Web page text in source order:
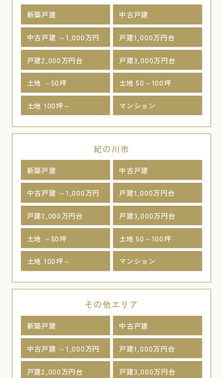
新築戸建 中古戸建
中古戸建 ～1,000万円 戸建1,000万円台
戸建2,000万円台 戸建3,000万円台
土地 ～50坪 土地 50～100坪
土地 100坪～ マンション
紀の川市
新築戸建 中古戸建
中古戸建 ～1,000万円 戸建1,000万円台
戸建2,000万円台 戸建3,000万円台
土地 ～50坪 土地 50～100坪
土地 100坪～ マンション
その他エリア
新築戸建 中古戸建
中古戸建 ～1,000万円 戸建1,000万円台
戸建2,000万円台 戸建3,000万円台